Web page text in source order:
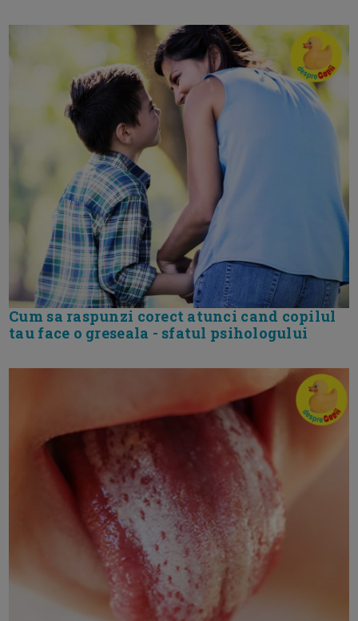
Cum sa raspunzi corect atunci cand copilul
tau face o greseala - sfatul psihologului